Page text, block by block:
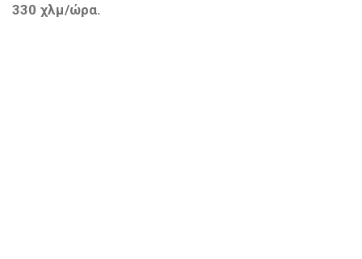
330 χλμ/ώρα.